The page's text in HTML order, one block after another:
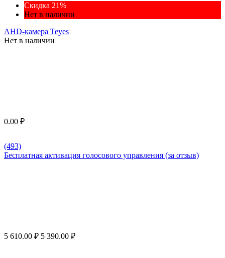
Скидка 21%
Нет в наличии
AHD-камера Teyes
Нет в наличии
0.00 ₽
(493)
Бесплатная активация голосового управления (за отзыв)
5 610.00 ₽ 5 390.00 ₽